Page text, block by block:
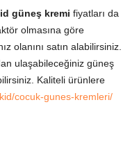
güneş kremi fiyatları da
olmasına göre
olanını satın alabilirsiniz.
ulaşabileceğiniz güneş
Kaliteli ürünlere
cocuk-gunes-kremleri/